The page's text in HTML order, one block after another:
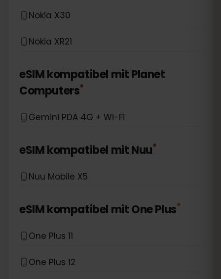
Nokia X30
Nokia XR21
eSIM kompatibel mitPlanet
Computers*
Gemini PDA 4G + Wi-Fi
eSIM kompatibel mitNuu*
Nuu Mobile X5
eSIM kompatibel mitOne Plus*
One Plus 11
One Plus 12